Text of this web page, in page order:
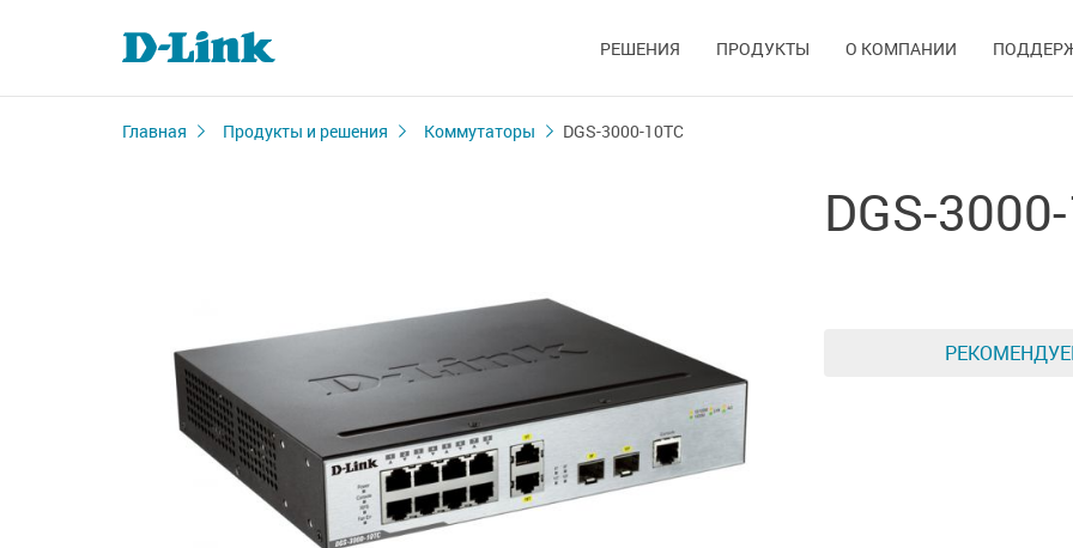
РЕШЕНИЯ ПРОДУКТЫ О КОМПАНИИ
Главная Продукты и решения Коммутаторы DGS-3000-10TC
DGS-